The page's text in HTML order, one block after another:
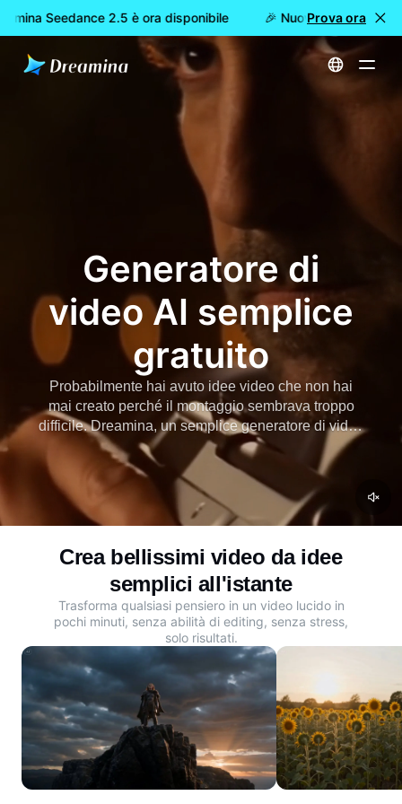
Seedance 2.5 è ora disponibile 🎉 Nuovo modello
Prova ora
Home Creare Generatore di video AI semplice gratuito
Generatore di
video AI semplice
gratuito
Probabilmente hai avuto idee video che non hai
mai creato perché il montaggio sembrava troppo
difficile. Dreamina, un semplice generatore di video
AI, cambia questo, permettendoti di trasformare
semplici prompt o foto in video mozzafiato in pochi
minuti. Crea il tuo primo video AI oggi.
Crea bellissimi video da idee
semplici all'istante
Trasforma qualsiasi pensiero in un video lucido in
pochi minuti, senza abilità di editing, senza stress,
solo risultati.